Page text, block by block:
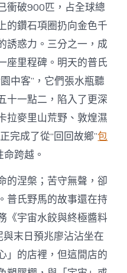
衝破900匹，占全球總
的鑽石項圈扔向金色千
誘惑力。三分之一，成
座里程碑。明天的普氏
中客”，它們張水瓶聽
十一點二，陷入了更深
拉麥里山荒野、敦煌濕
完成了從“回回故鄉”包
跨越。
的涅槃；苦守無聲，卻
普氏野馬的故事還在持
《宇宙水餃與終極醬料
與末日預兆廖沾沾坐在
」的店裡，但這間店的